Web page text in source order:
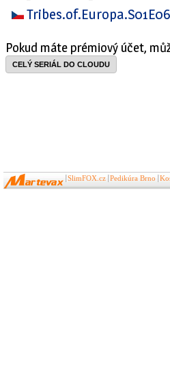
Pokud máte prémiový účet,
CELÝ SERIÁL DO CLOUDU
SlimFOX.cz Pedikúra Brno